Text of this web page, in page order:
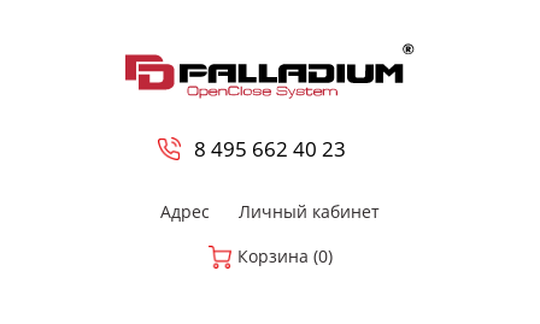
8 495 662 40 23
Адрес
Личный кабинет
Корзина (0)